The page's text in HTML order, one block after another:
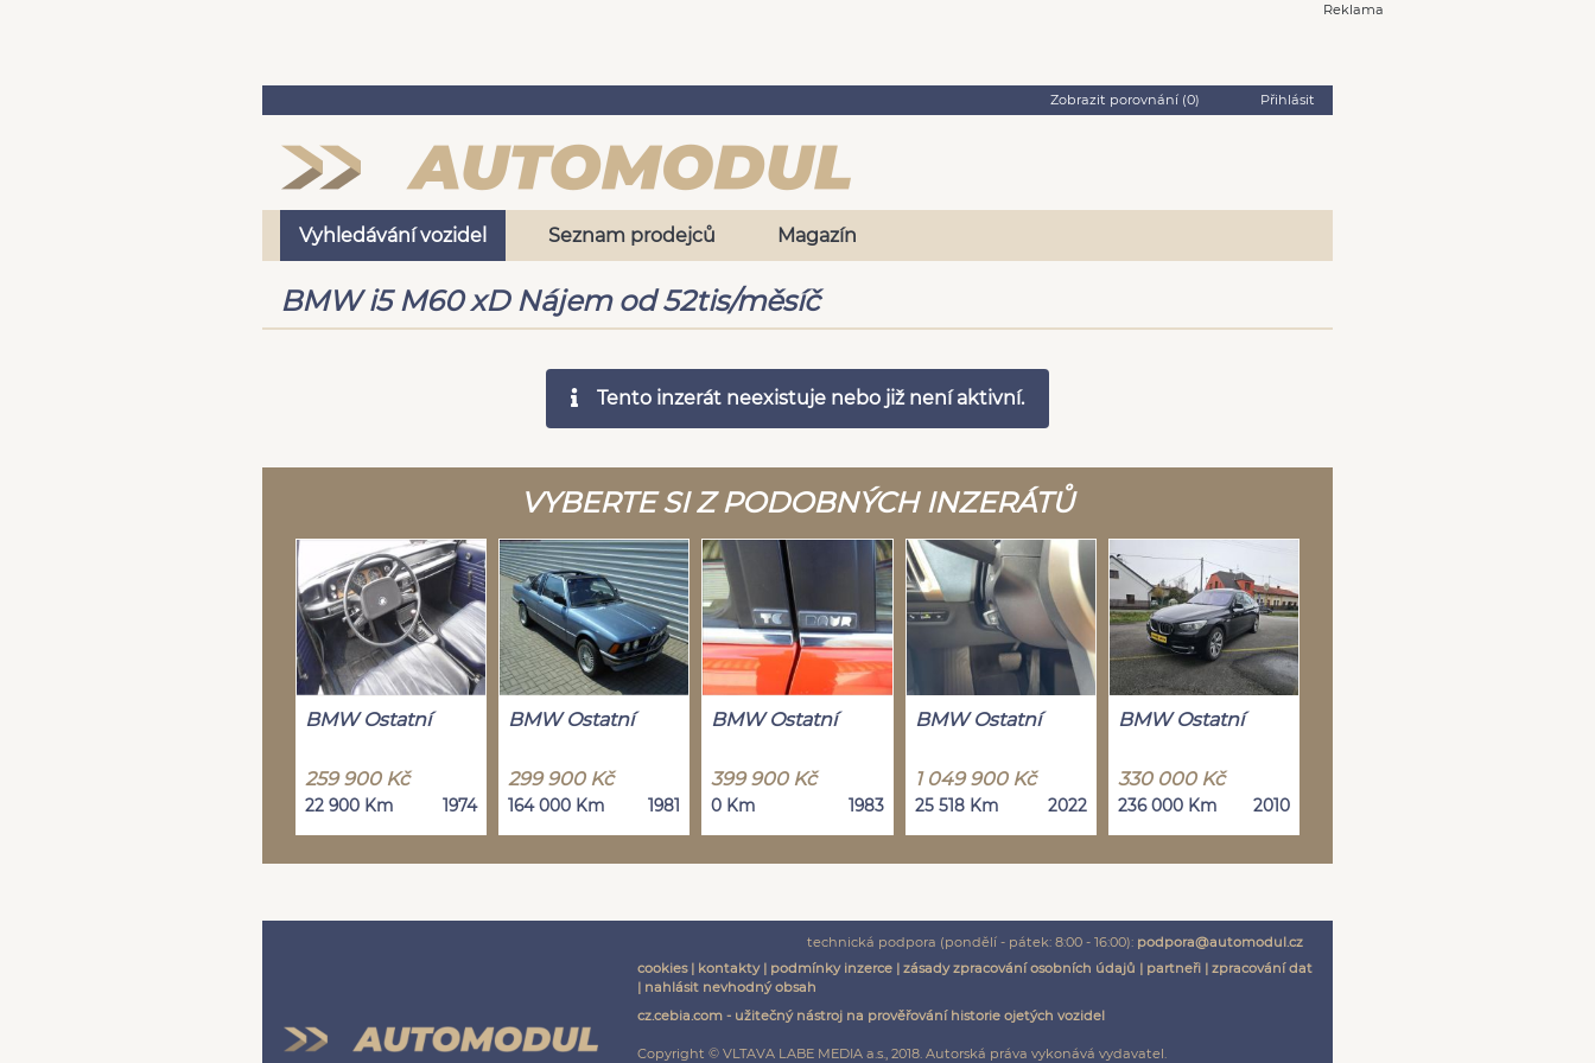
Reklama
Zobrazit porovnání (0) Přihlásit
Vyhledávání vozidel Seznam prodejců Magazín
BMW i5 M60 xD Nájem od 52tis/měsíč
Tento inzerát neexistuje nebo již není aktivní.
VYBERTE SI Z PODOBNÝCH INZERÁTŮ
BMW Ostatní
259 900 Kč
22 900 Km 1974
BMW Ostatní
299 900 Kč
164 000 Km 1981
BMW Ostatní
399 900 Kč
0 Km 1983
BMW Ostatní
1 049 900 Kč
25 518 Km 2022
BMW Ostatní
330 000 Kč
236 000 Km 2010
technická podpora (pondělí - pátek: 8:00 - 16:00): podpora@automodul.cz
cookies| kontakty| podmínky inzerce| zásady zpracování osobních údajů | partneři| zpracování dat
| nahlásit nevhodný obsah
cz.cebia.com - užitečný nástroj na prověřování historie ojetých vozidel
Copyright © VLTAVA LABE MEDIA a.s., 2018. Autorská práva vykonává vydavatel.